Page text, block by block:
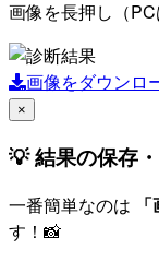
画像を長押し（
画像をダウンロ
×
💡 結果の保存
一番簡単なのは
す！📸